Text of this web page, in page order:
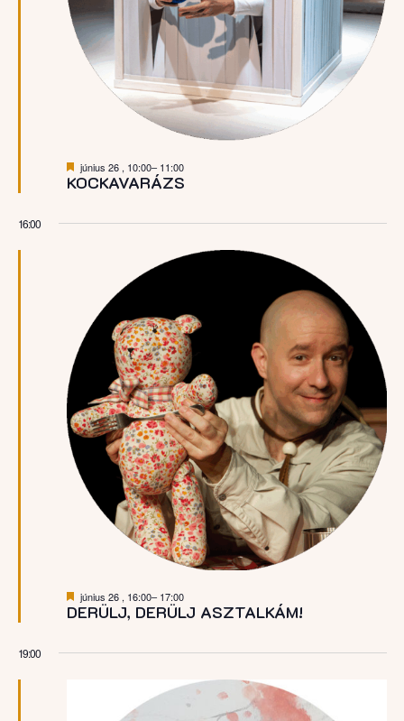
KOCKAVARÁZS
Kiemelt
június 26 , 10:00– 11:00
16:00
DERÜLJ, DERÜLJ ASZTALKÁM!
Kiemelt
június 26 , 16:00– 17:00
19:00